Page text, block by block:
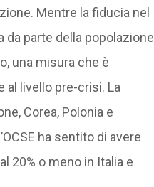
Mentre la fiducia nel
da parte della popolazione
una misura che è
al livello pre-crisi. La
Corea, Polonia e
ha sentito di avere
20% o meno in Italia e